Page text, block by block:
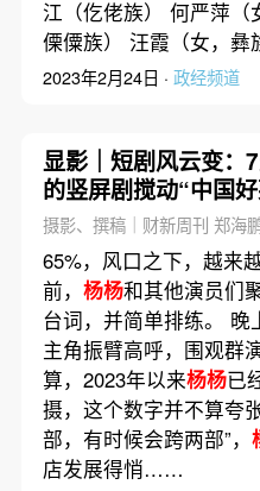
江（仡佬族） 何严萍（
傈僳族） 汪霞（女，
2023年2月24日 · 政经频道
显影｜短剧风云变：
的竖屏剧搅动“中国
摄影、撰稿｜财新周刊 郑海
65%，风口之下，越来
前， 杨杨和其他演员们
台词，并简单排练。 晚
主角振臂高呼，围观群
算，2023年以来杨杨已
摄，这个数字并不算夸
部，有时候会跨两部”，
店发展得悄……